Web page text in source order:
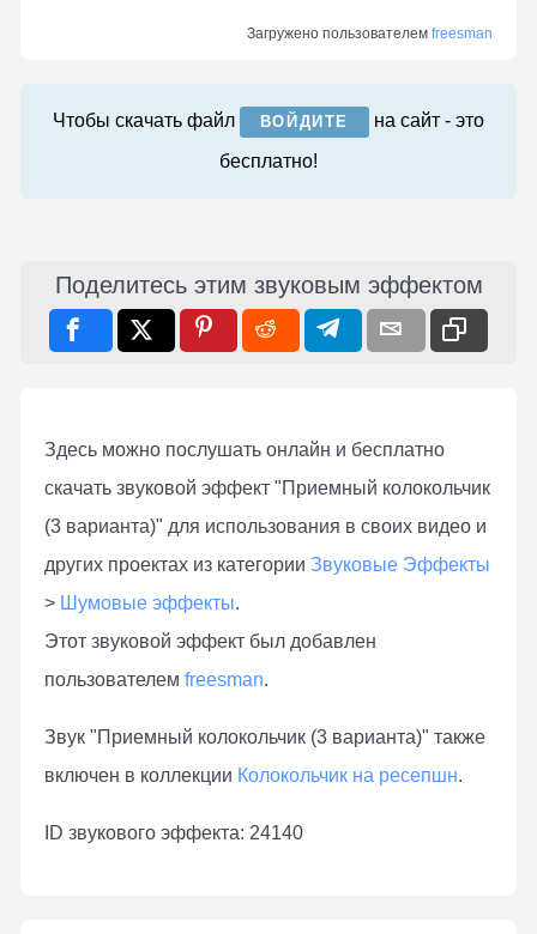
Загружено пользователем freesman
Чтобы скачать файл ВОЙДИТЕ
на сайт - это
бесплатно!
Поделитесь этим звуковым эффектом
Здесь можно послушать онлaйн и бесплатно
скачать звуковой эффект "Приемный колокольчик
(3 варианта)" для использования в своих видео и
других проектах из категории Звуковые Эффекты
> Шумовые эффекты.
Этот звуковой эффект был добавлен
пользователем freesman.
Звук "Приемный колокольчик (3 варианта)" также
включен в коллекции Колокольчик на ресепшн.
ID звукового эффекта: 24140